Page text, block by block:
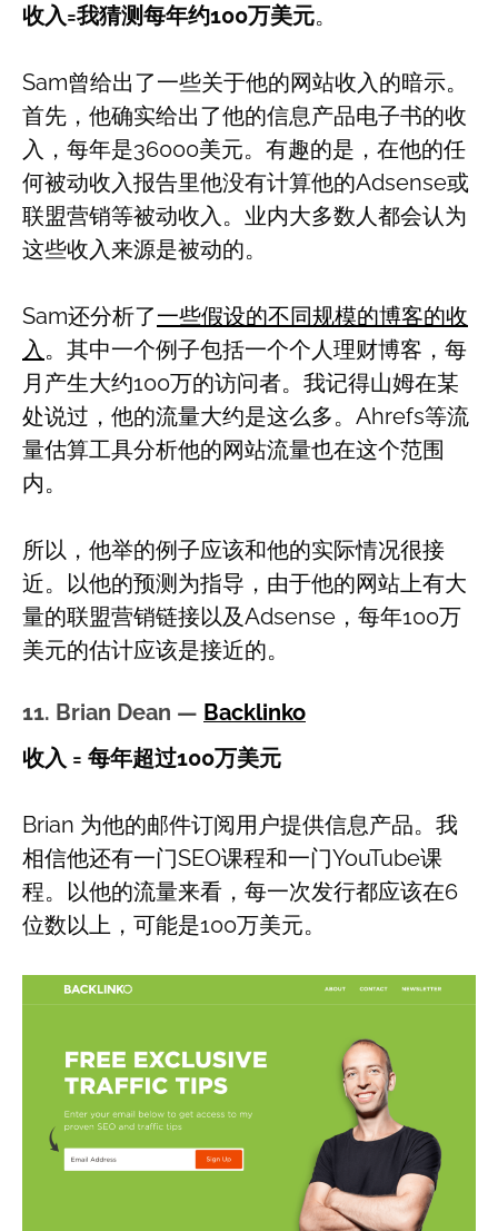
收入=我猜测每年约100万美元。
Sam曾给出了一些关于他的网站收入的暗示。
首先，他确实给出了他的信息产品电子书的收
入，每年是36000美元。有趣的是，在他的任
何被动收入报告里他没有计算他的Adsense或
联盟营销等被动收入。业内大多数人都会认为
这些收入来源是被动的。
Sam还分析了一些假设的不同规模的博客的收
入 。其中一个例子包括一个个人理财博客，每
月产生大约100万的访问者。我记得山姆在某
处说过，他的流量大约是这么多。Ahrefs等流
量估算工具分析他的网站流量也在这个范围
内。
所以，他举的例子应该和他的实际情况很接
近。以他的预测为指导，由于他的网站上有大
量的联盟营销链接以及Adsense，每年100万
美元的估计应该是接近的。
11. Brian Dean — Backlinko
收入 = 每年超过100万美元
Brian 为他的邮件订阅用户提供信息产品。我
相信他还有一门SEO课程和一门YouTube课
程。以他的流量来看，每一次发行都应该在6
位数以上，可能是100万美元。